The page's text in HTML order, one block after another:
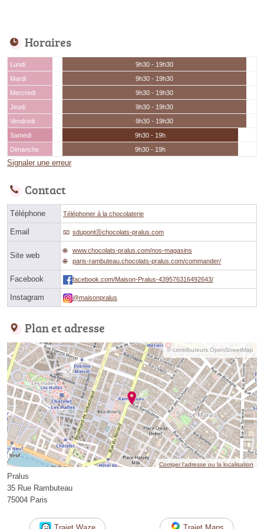
Horaires
Lundi
9h30 - 19h30
Mardi
9h30 - 19h30
Mercredi
9h30 - 19h30
Jeudi
9h30 - 19h30
Vendredi
9h30 - 19h30
Samedi
9h30 - 19h
Dimanche
9h30 - 19h
Signaler une erreur
Contact
Téléphone Téléphoner à la chocolaterie
Email sdupontⓐchocolats-pralus.com
Site web
www.chocolats-pralus.com/nos-magasins
paris-rambuteau.chocolats-pralus.com/commander/
Facebook facebook.com/Maison-Pralus-439576316492643/
Instagram @maisonpralus
Plan et adresse
© contributeurs OpenStreetMap
Corriger l’adresse ou la localisation
Pralus
35 Rue Rambuteau
75004 Paris